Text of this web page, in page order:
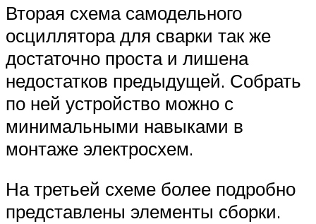
Вторая схема самодельного
осциллятора для сварки так же
достаточно проста и лишена
недостатков предыдущей. Собрать
по ней устройство можно с
минимальными навыками в
монтаже электросхем.
На третьей схеме более подробно
представлены элементы сборки.